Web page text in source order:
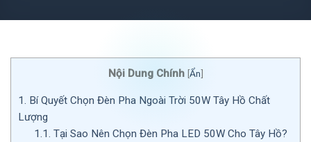
Nội Dung Chính [Ẩn]
1. Bí Quyết Chọn Đèn Pha Ngoài Trời 50W Tây Hồ Chất
Lượng
1.1. Tại Sao Nên Chọn Đèn Pha LED 50W Cho Tây Hồ?